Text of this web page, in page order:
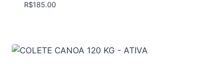
R$185.00